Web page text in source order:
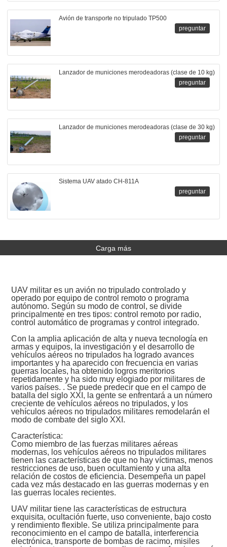
Avión de transporte no tripulado TP500
preguntar
Lanzador de municiones merodeadoras (clase de 10 kg)
preguntar
Lanzador de municiones merodeadoras (clase de 30 kg)
preguntar
Sistema UAV atado CH-811A
preguntar
Carga más
UAV militar es un avión no tripulado controlado y
operado por equipo de control remoto o programa
autónomo. Según su modo de control, se divide
principalmente en tres tipos: control remoto por radio,
control automático de programas y control integrado.
Con la amplia aplicación de alta y nueva tecnología en
armas y equipos, la investigación y el desarrollo de
vehículos aéreos no tripulados ha logrado avances
importantes y ha aparecido con frecuencia en varias
guerras locales, ha obtenido logros meritorios
repetidamente y ha sido muy elogiado por militares de
varios países. . Se puede predecir que en el campo de
batalla del siglo XXI, la gente se enfrentará a un número
creciente de vehículos aéreos no tripulados, y los
vehículos aéreos no tripulados militares remodelarán el
modo de combate del siglo XXI.
Característica:
Como miembro de las fuerzas militares aéreas
modernas, los vehículos aéreos no tripulados militares
tienen las características de que no hay víctimas, menos
restricciones de uso, buen ocultamiento y una alta
relación de costos de eficiencia. Desempeña un papel
cada vez más destacado en las guerras modernas y en
las guerras locales recientes.
UAV militar tiene las características de estructura
exquisita, ocultación fuerte, uso conveniente, bajo costo
y rendimiento flexible. Se utiliza principalmente para
reconocimiento en el campo de batalla, interferencia
electrónica, transporte de bombas de racimo, misiles